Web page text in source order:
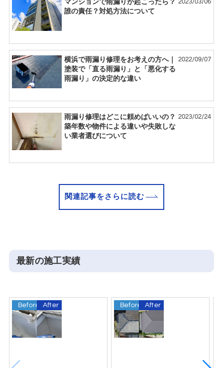
マンションで雨漏りが起こったら？
誰の責任？対処方法について
2023/03/06
横浜で雨漏り修理をお考えの方へ｜
塗装で「直る雨漏り」と「悪化する
雨漏り」の決定的な違い
2022/09/07
雨漏り修理はどこに頼めばいいの？
築年数や物件による違いや失敗しな
い業者選びについて
2023/02/24
関連記事をさらに読む
最新の施工実績
Before After Before After